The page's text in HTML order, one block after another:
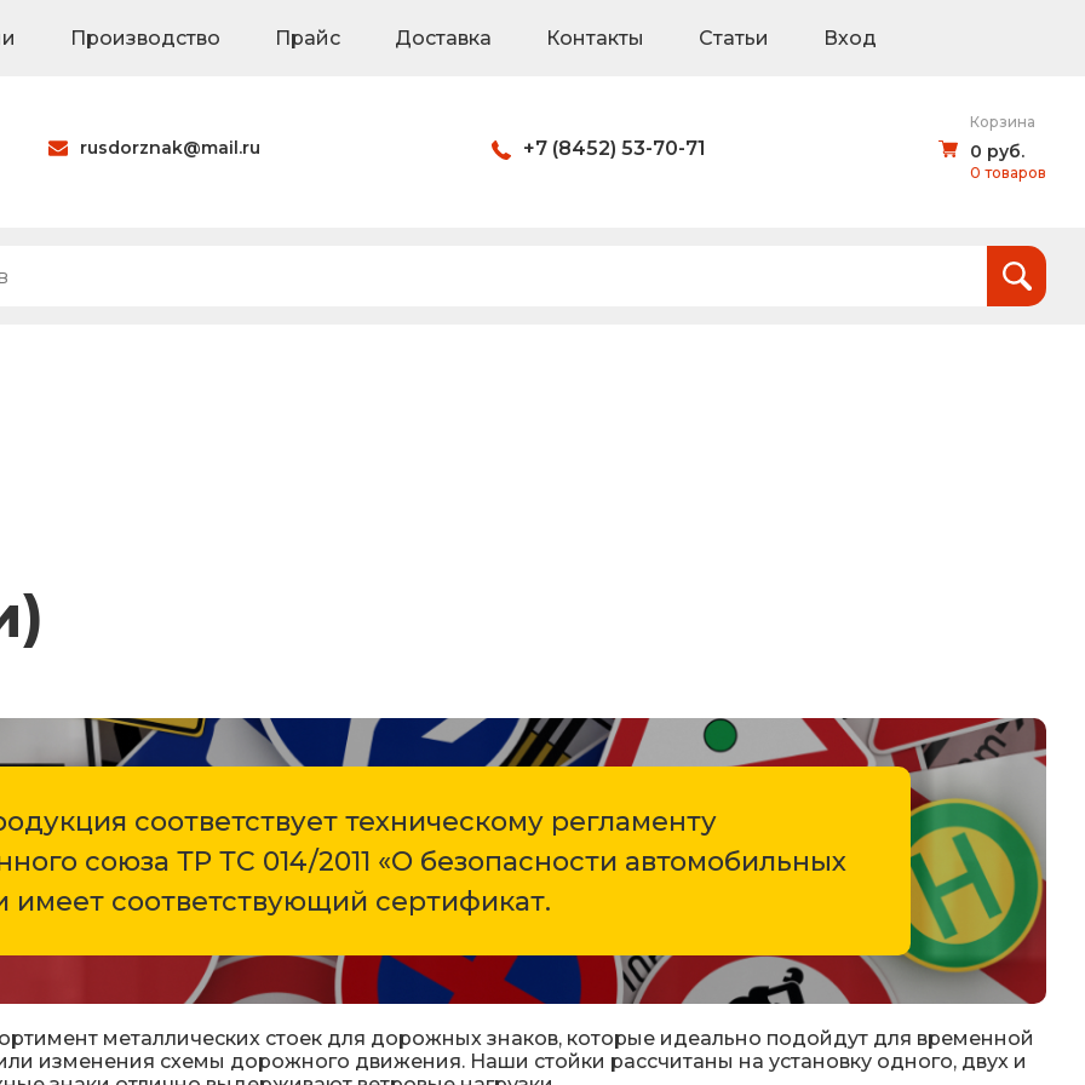
Производство Прайс Доставка Контакты Статьи Вход
rusdorznak@mail.ru +7 (8452) 53-70-71
Корзина
0 руб.
0 товаров
руб.
Переносные опоры
Дорожные системы световой индикации
Сигнальные столбики
Дорожные разделительные пластины. Ограждение солдатик.
Вехи, делиниаторы
соответствует техническому регламенту
союза ТР ТС 014/2011 «О безопасности автомобильных
имеет соответствующий сертификат.
металлических стоек для дорожных знаков, которые идеально подойдут для временной
изменения схемы дорожного движения. Наши стойки рассчитаны на установку одного, двух и
Выбрать
Саратов